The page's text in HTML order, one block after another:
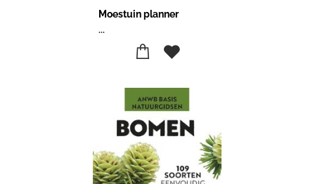
Moestuin planner
...